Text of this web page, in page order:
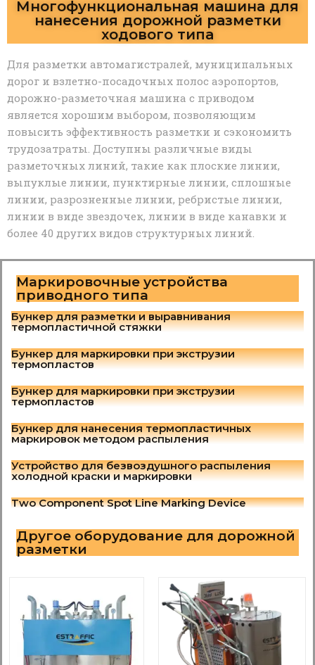
Многофункциональная машина для
нанесения дорожной разметки
ходового типа
Для разметки автомагистралей, муниципальных
дорог и взлетно-посадочных полос аэропортов,
дорожно-разметочная машина с приводом
является хорошим выбором, позволяющим
повысить эффективность разметки и сэкономить
трудозатраты. Доступны различные виды
разметочных линий, такие как плоские линии,
выпуклые линии, пунктирные линии, сплошные
линии, разрозненные линии, ребристые линии,
линии в виде звездочек, линии в виде канавки и
более 40 других видов структурных линий.
Маркировочные устройства
приводного типа
Бункер для разметки и выравнивания
термопластичной стяжки
Бункер для маркировки при экструзии
термопластов
Бункер для маркировки при экструзии
термопластов
Бункер для нанесения термопластичных
маркировок методом распыления
Устройство для безвоздушного распыления
холодной краски и маркировки
Two Component Spot Line Marking Device
Другое оборудование для дорожной
разметки